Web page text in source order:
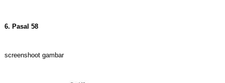
6. Pasal 58
screenshoot gambar